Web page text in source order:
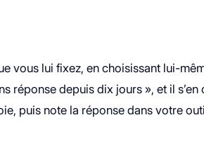
vous lui fixez, en choisissant lui-
réponse depuis dix jours », et il s’en
puis note la réponse dans votre